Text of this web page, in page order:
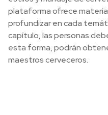
plataforma ofrece
profundizar en cada
capítulo, las personas
esta forma, podrán
maestros cerveceros.